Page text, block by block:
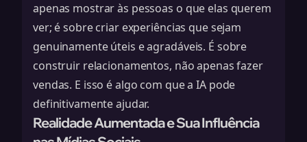
apenas mostrar às pessoas o que elas querem
ver; é sobre criar experiências que sejam
genuinamente úteis e agradáveis. É sobre
construir relacionamentos, não apenas fazer
vendas. E isso é algo com que a IA pode
definitivamente ajudar.
Realidade Aumentada e Sua Influência